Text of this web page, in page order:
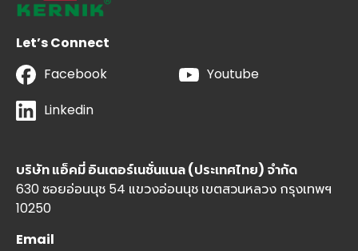
Let’s Connect
Facebook
Youtube
Linkedin
บริษัท แอ็คมี่ อินเตอร์เนชั่นแนล (ประเทศไทย) จำกัด
630 ซอยอ่อนนุช 54 แขวงอ่อนนุช เขตสวนหลวง กรุงเทพฯ
10250
Email